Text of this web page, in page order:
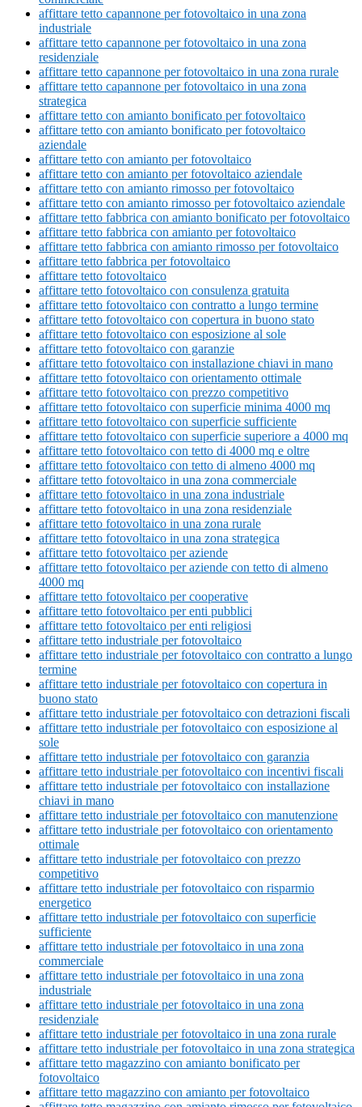
affittare tetto capannone per fotovoltaico in una zona
industriale
affittare tetto capannone per fotovoltaico in una zona
residenziale
affittare tetto capannone per fotovoltaico in una zona rurale
affittare tetto capannone per fotovoltaico in una zona
strategica
affittare tetto con amianto bonificato per fotovoltaico
affittare tetto con amianto bonificato per fotovoltaico
aziendale
affittare tetto con amianto per fotovoltaico
affittare tetto con amianto per fotovoltaico aziendale
affittare tetto con amianto rimosso per fotovoltaico
affittare tetto con amianto rimosso per fotovoltaico aziendale
affittare tetto fabbrica con amianto bonificato per fotovoltaico
affittare tetto fabbrica con amianto per fotovoltaico
affittare tetto fabbrica con amianto rimosso per fotovoltaico
affittare tetto fabbrica per fotovoltaico
affittare tetto fotovoltaico
affittare tetto fotovoltaico con consulenza gratuita
affittare tetto fotovoltaico con contratto a lungo termine
affittare tetto fotovoltaico con copertura in buono stato
affittare tetto fotovoltaico con esposizione al sole
affittare tetto fotovoltaico con garanzie
affittare tetto fotovoltaico con installazione chiavi in mano
affittare tetto fotovoltaico con orientamento ottimale
affittare tetto fotovoltaico con prezzo competitivo
affittare tetto fotovoltaico con superficie minima 4000 mq
affittare tetto fotovoltaico con superficie sufficiente
affittare tetto fotovoltaico con superficie superiore a 4000 mq
affittare tetto fotovoltaico con tetto di 4000 mq e oltre
affittare tetto fotovoltaico con tetto di almeno 4000 mq
affittare tetto fotovoltaico in una zona commerciale
affittare tetto fotovoltaico in una zona industriale
affittare tetto fotovoltaico in una zona residenziale
affittare tetto fotovoltaico in una zona rurale
affittare tetto fotovoltaico in una zona strategica
affittare tetto fotovoltaico per aziende
affittare tetto fotovoltaico per aziende con tetto di almeno
4000 mq
affittare tetto fotovoltaico per cooperative
affittare tetto fotovoltaico per enti pubblici
affittare tetto fotovoltaico per enti religiosi
affittare tetto industriale per fotovoltaico
affittare tetto industriale per fotovoltaico con contratto a lungo
termine
affittare tetto industriale per fotovoltaico con copertura in
buono stato
affittare tetto industriale per fotovoltaico con detrazioni fiscali
affittare tetto industriale per fotovoltaico con esposizione al
sole
affittare tetto industriale per fotovoltaico con garanzia
affittare tetto industriale per fotovoltaico con incentivi fiscali
affittare tetto industriale per fotovoltaico con installazione
chiavi in mano
affittare tetto industriale per fotovoltaico con manutenzione
affittare tetto industriale per fotovoltaico con orientamento
ottimale
affittare tetto industriale per fotovoltaico con prezzo
competitivo
affittare tetto industriale per fotovoltaico con risparmio
energetico
affittare tetto industriale per fotovoltaico con superficie
sufficiente
affittare tetto industriale per fotovoltaico in una zona
commerciale
affittare tetto industriale per fotovoltaico in una zona
industriale
affittare tetto industriale per fotovoltaico in una zona
residenziale
affittare tetto industriale per fotovoltaico in una zona rurale
affittare tetto industriale per fotovoltaico in una zona strategica
affittare tetto magazzino con amianto bonificato per
fotovoltaico
affittare tetto magazzino con amianto per fotovoltaico